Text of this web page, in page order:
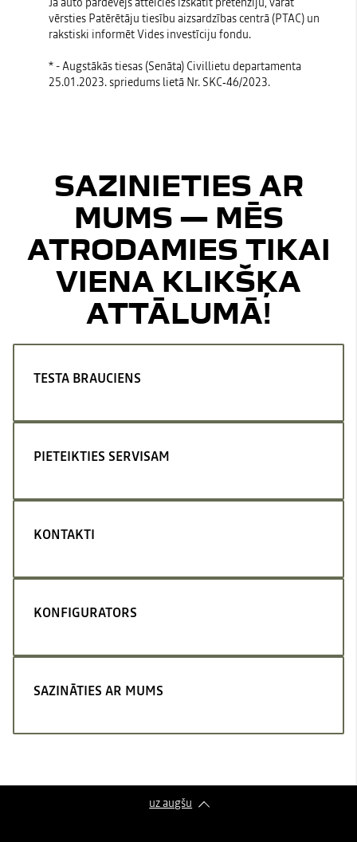
vērsties Patērētāju tiesību aizsardzības centrā (PTAC) un
rakstiski informēt Vides investīciju fondu.
* - Augstākās tiesas (Senāta) Civillietu departamenta
25.01.2023. spriedums lietā Nr. SKC‑46/2023.
SAZINIETIES AR
MUMS — MĒS
ATRODAMIES TIKAI
VIENA KLIKŠĶA
ATTĀLUMĀ!
TESTA BRAUCIENS
PIETEIKTIES SERVISAM
KONTAKTI
KONFIGURATORS
SAZINĀTIES AR MUMS
uz augšu